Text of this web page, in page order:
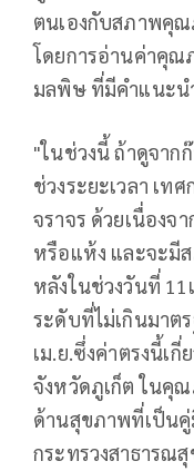
ตนเองกับสภาพคุณ
โดยการอ่านค่าคุณ
มลพิษ ที่มีคำแนะน
"ในช่วงนี้ ถ้าดูจาก
ช่วงระยะเวลา เท
จราจร ด้วยเนื่องจ
หรือแห้ง และจะมี
หลังในช่วงวันที่ 11
ระดับที่ไม่เกินมาต
เม.ย.ซึ่งค่าตรงนี้เ
จังหวัดภูเก็ต ในคุ
ด้านสุขภาพที่เป็น
กระทรวงสาธารณ